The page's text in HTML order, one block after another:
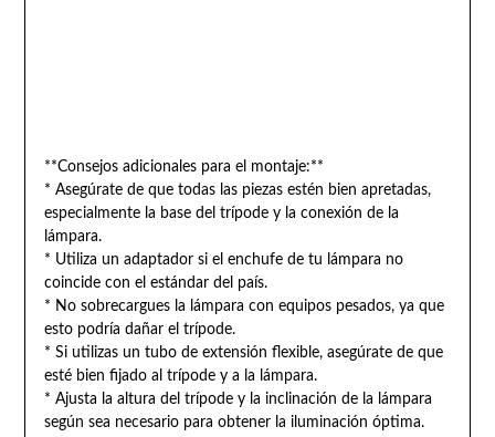
**Consejos adicionales para el montaje:**
* Asegúrate de que todas las piezas estén bien apretadas,
especialmente la base del trípode y la conexión de la
lámpara.
* Utiliza un adaptador si el enchufe de tu lámpara no
coincide con el estándar del país.
* No sobrecargues la lámpara con equipos pesados, ya que
esto podría dañar el trípode.
* Si utilizas un tubo de extensión flexible, asegúrate de que
esté bien fijado al trípode y a la lámpara.
* Ajusta la altura del trípode y la inclinación de la lámpara
según sea necesario para obtener la iluminación óptima.